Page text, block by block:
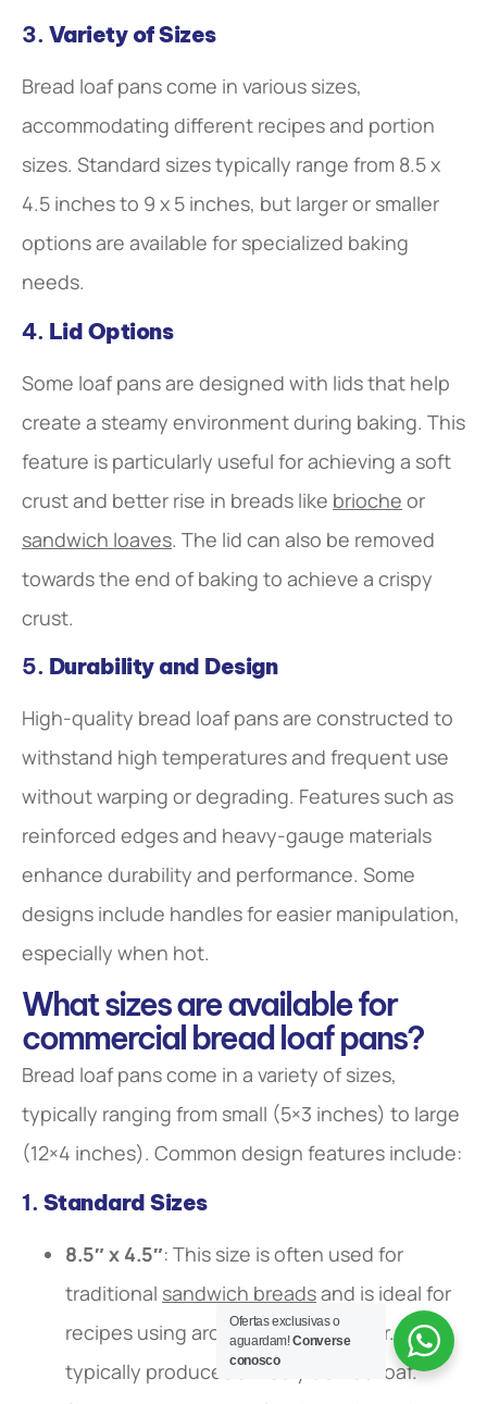
3. Variety of Sizes
Bread loaf pans come in various sizes,
accommodating different recipes and portion
sizes. Standard sizes typically range from 8.5 x
4.5 inches to 9 x 5 inches, but larger or smaller
options are available for specialized baking
needs.
4. Lid Options
Some loaf pans are designed with lids that help
create a steamy environment during baking. This
feature is particularly useful for achieving a soft
crust and better rise in breads like brioche or
sandwich loaves. The lid can also be removed
towards the end of baking to achieve a crispy
crust.
5. Durability and Design
High-quality bread loaf pans are constructed to
withstand high temperatures and frequent use
without warping or degrading. Features such as
reinforced edges and heavy-gauge materials
enhance durability and performance. Some
designs include handles for easier manipulation,
especially when hot.
What sizes are available for
commercial bread loaf pans?
Bread loaf pans come in a variety of sizes,
typically ranging from small (5×3 inches) to large
(12×4 inches). Common design features include:
1. Standard Sizes
8.5″ x 4.5″: This size is often used for
traditional sandwich breadsand is ideal for
recipes using around 3 cups of flour. It
typically produces a nicely domed loaf.
Ofertas exclusivas o
aguardam!Converse
conosco